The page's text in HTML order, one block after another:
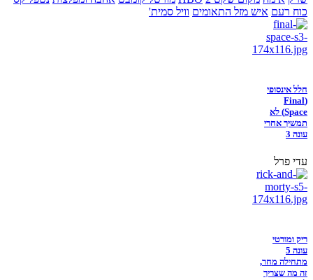
כוח רעם איש מזל התאומים וויל סמית'
חלל אינסופי
(Final
Space) לא
תמשיך אחרי
עונה 3
עדי פרל
ריק ומורטי
עונה 5
מתחילה מחר,
זה מה שצריך